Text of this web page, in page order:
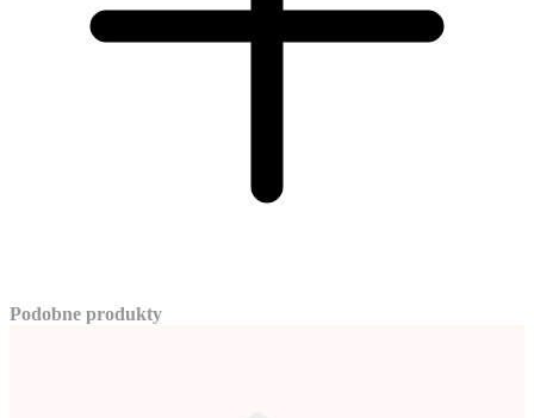
Podobne produkty